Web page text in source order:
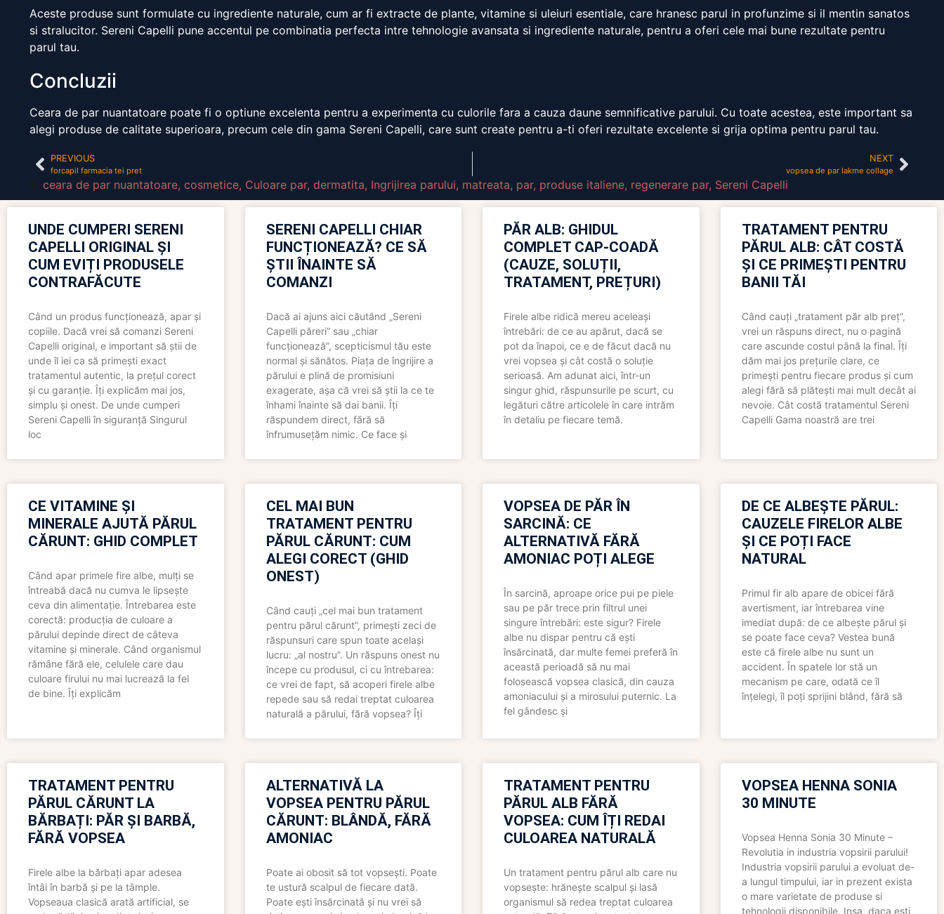
Aceste produse sunt formulate cu ingrediente naturale, cum ar fi extracte de plante, vitamine si uleiuri esentiale, care hranesc parul in profunzime si il mentin sanatos
si stralucitor. Sereni Capelli pune accentul pe combinatia perfecta intre tehnologie avansata si ingrediente naturale, pentru a oferi cele mai bune rezultate pentru
parul tau.
Concluzii
Ceara de par nuantatoare poate fi o optiune excelenta pentru a experimenta cu culorile fara a cauza daune semnificative parului. Cu toate acestea, este important sa
alegi produse de calitate superioara, precum cele din gama Sereni Capelli, care sunt create pentru a-ti oferi rezultate excelente si grija optima pentru parul tau.
PREVIOUS
forcapil farmacia tei pret
NEXT
vopsea de par lakme collage
ceara de par nuantatoare, cosmetice, Culoare par, dermatita, Ingrijirea parului, matreata, par, produse italiene, regenerare par, Sereni Capelli
UNDE CUMPERI SERENI
CAPELLI ORIGINAL ȘI
CUM EVIȚI PRODUSELE
CONTRAFĂCUTE
Când un produs funcționează, apar și
copiile. Dacă vrei să comanzi Sereni
Capelli original, e important să știi de
unde îl iei ca să primești exact
tratamentul autentic, la prețul corect
și cu garanție. Îți explicăm mai jos,
simplu și onest. De unde cumperi
Sereni Capelli în siguranță Singurul
loc
SERENI CAPELLI CHIAR
FUNCȚIONEAZĂ? CE SĂ
ȘTII ÎNAINTE SĂ
COMANZI
Dacă ai ajuns aici căutând „Sereni
Capelli păreri” sau „chiar
funcționează”, scepticismul tău este
normal și sănătos. Piața de îngrijire a
părului e plină de promisiuni
exagerate, așa că vrei să știi la ce te
înhami înainte să dai banii. Îți
răspundem direct, fără să
înfrumusețăm nimic. Ce face și
PĂR ALB: GHIDUL
COMPLET CAP-COADĂ
(CAUZE, SOLUȚII,
TRATAMENT, PREȚURI)
Firele albe ridică mereu aceleași
întrebări: de ce au apărut, dacă se
pot da înapoi, ce e de făcut dacă nu
vrei vopsea și cât costă o soluție
serioasă. Am adunat aici, într-un
singur ghid, răspunsurile pe scurt, cu
legături către articolele în care intrăm
în detaliu pe fiecare temă.
TRATAMENT PENTRU
PĂRUL ALB: CÂT COSTĂ
ȘI CE PRIMEȘTI PENTRU
BANII TĂI
Când cauți „tratament păr alb preț”,
vrei un răspuns direct, nu o pagină
care ascunde costul până la final. Îți
dăm mai jos prețurile clare, ce
primești pentru fiecare produs și cum
alegi fără să plătești mai mult decât ai
nevoie. Cât costă tratamentul Sereni
Capelli Gama noastră are trei
CE VITAMINE ȘI
MINERALE AJUTĂ PĂRUL
CĂRUNT: GHID COMPLET
Când apar primele fire albe, mulți se
întreabă dacă nu cumva le lipsește
ceva din alimentație. Întrebarea este
corectă: producția de culoare a
părului depinde direct de câteva
vitamine și minerale. Când organismul
rămâne fără ele, celulele care dau
culoare firului nu mai lucrează la fel
de bine. Îți explicăm
CEL MAI BUN
TRATAMENT PENTRU
PĂRUL CĂRUNT: CUM
ALEGI CORECT (GHID
ONEST)
Când cauți „cel mai bun tratament
pentru părul cărunt”, primești zeci de
răspunsuri care spun toate același
lucru: „al nostru”. Un răspuns onest nu
începe cu produsul, ci cu întrebarea:
ce vrei de fapt, să acoperi firele albe
repede sau să redai treptat culoarea
naturală a părului, fără vopsea? Îți
VOPSEA DE PĂR ÎN
SARCINĂ: CE
ALTERNATIVĂ FĂRĂ
AMONIAC POȚI ALEGE
În sarcină, aproape orice pui pe piele
sau pe păr trece prin filtrul unei
singure întrebări: este sigur? Firele
albe nu dispar pentru că ești
însărcinată, dar multe femei preferă în
această perioadă să nu mai
folosească vopsea clasică, din cauza
amoniacului și a mirosului puternic. La
fel gândesc și
DE CE ALBEȘTE PĂRUL:
CAUZELE FIRELOR ALBE
ȘI CE POȚI FACE
NATURAL
Primul fir alb apare de obicei fără
avertisment, iar întrebarea vine
imediat după: de ce albește părul și
se poate face ceva? Vestea bună
este că firele albe nu sunt un
accident. În spatele lor stă un
mecanism pe care, odată ce îl
înțelegi, îl poți sprijini blând, fără să
TRATAMENT PENTRU
PĂRUL CĂRUNT LA
BĂRBAȚI: PĂR ȘI BARBĂ,
FĂRĂ VOPSEA
Firele albe la bărbați apar adesea
întâi în barbă și pe la tâmple.
Vopseaua clasică arată artificial, se
ALTERNATIVĂ LA
VOPSEA PENTRU PĂRUL
CĂRUNT: BLÂNDĂ, FĂRĂ
AMONIAC
Poate ai obosit să tot vopsești. Poate
te ustură scalpul de fiecare dată.
Poate ești însărcinată și nu vrei să
TRATAMENT PENTRU
PĂRUL ALB FĂRĂ
VOPSEA: CUM ÎȚI REDAI
CULOAREA NATURALĂ
Un tratament pentru părul alb care nu
vopsește: hrănește scalpul și lasă
organismul să redea treptat culoarea
VOPSEA HENNA SONIA
30 MINUTE
Vopsea Henna Sonia 30 Minute –
Revolutia in industria vopsirii parului!
Industria vopsirii parului a evoluat de-
a lungul timpului, iar in prezent exista
o mare varietate de produse si
tehnologii disponibile. Insa, daca esti